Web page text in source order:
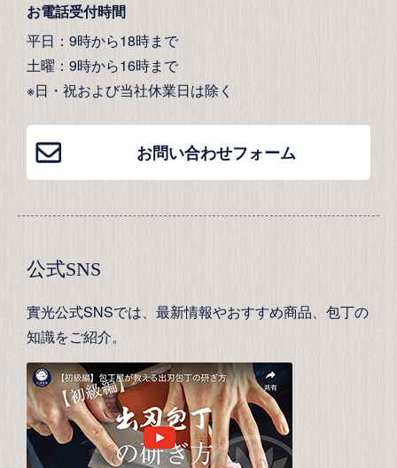
お電話受付時間
平日：9時から18時まで
土曜：9時から16時まで
※日・祝および当社休業日は除く
お問い合わせフォーム
公式SNS
實光公式SNSでは、最新情報やおすすめ商品、包丁の
知識をご紹介。